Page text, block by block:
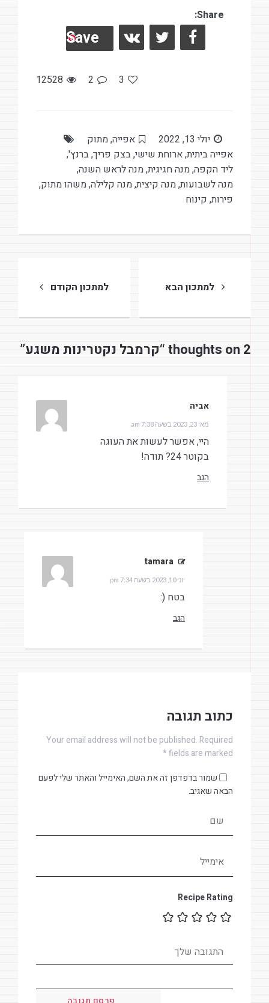
b
o
es
t
Share:
Save
12528 2 3
יולי 13, 2022 אפייה,מתוק
אפייה ביתית,ארוחת שישי,בצק פריך,ברנץ',
ליד הקפה,מנה חגיגית,מנה לראש השנה,
מנה לשבועות,מנה קיצית,מנה קלילה,משהו מתוק,
פירות, קינוח
ניווט
למתכון הקודם למתכון הבא
2 thoughts on “קרמבל נקטרינות משגע”
אביה
מאי 23, 2023 בשעה 7:38 am
היי, אפשר לעשות את העוגה
בקוטר 24? תודה!
הגב
tamara
יוני 10, 2023 בשעה 7:34 pm
בטח (:
הגב
כתוב תגובה
Your email address will not be published. Required
fields are marked *
שמור בדפדפן זה את השם, האימייל והאתר שלי לפעם
הבאה שאגיב.
Recipe Rating